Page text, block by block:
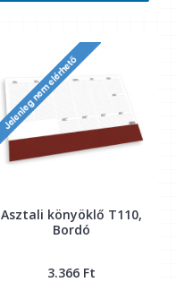
Asztali könyöklő T110,
Bordó
3.366 Ft